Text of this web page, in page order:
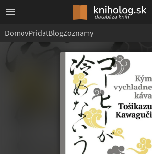
DomovPridaťBlogZoznamy